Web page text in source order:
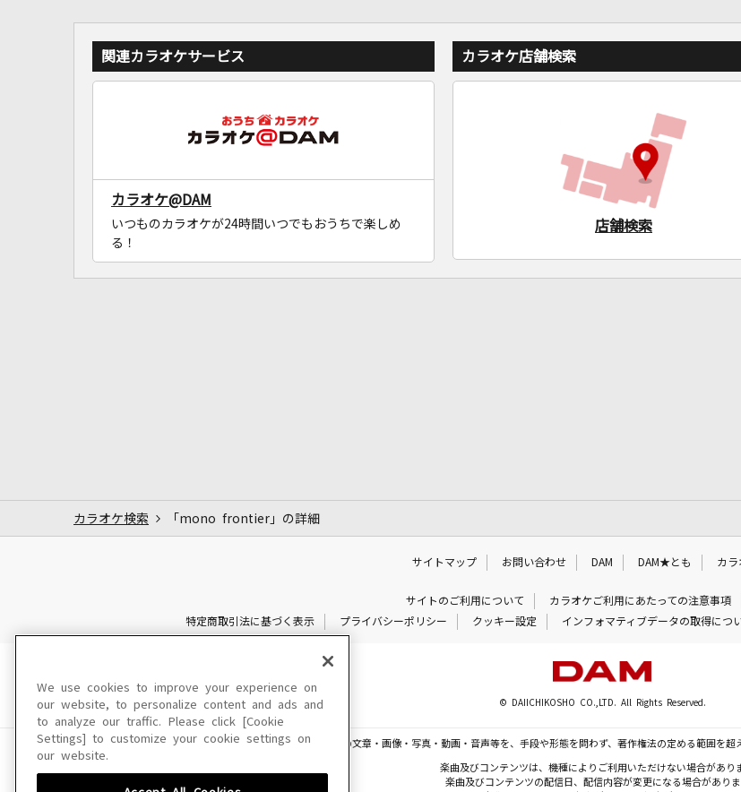
関連カラオケサービス
カラオケ@DAM
いつものカラオケが24時間いつでもおうちで楽しめ
る！
カラオケ店舗検索
店舗検索
カラオケ検索 「mono frontier」の詳細
サイトマップ お問い合わせ DAM DAM★とも カラ
サイトのご利用について カラオケご利用にあたっての注意事項
特定商取引法に基づく表示
プライバシーポリシー クッキー設定 インフォマティブデータの取得につ
© DAIICHIKOSHO CO.,LTD. All Rights Reserved.
このサイトに掲載されている一切の文章・画像・写真・動画・音声等を、手段や形態を問わず、著作権法の定める範囲を
楽曲及びコンテンツは、機種によりご利用いただけない場合があり
楽曲及びコンテンツの配信日、配信内容が変更になる場合がありま
We use cookies to improve your experience on
our website, to personalize content and ads and
to analyze our traffic. Please click [Cookie
Settings] to customize your cookie settings on
our website.